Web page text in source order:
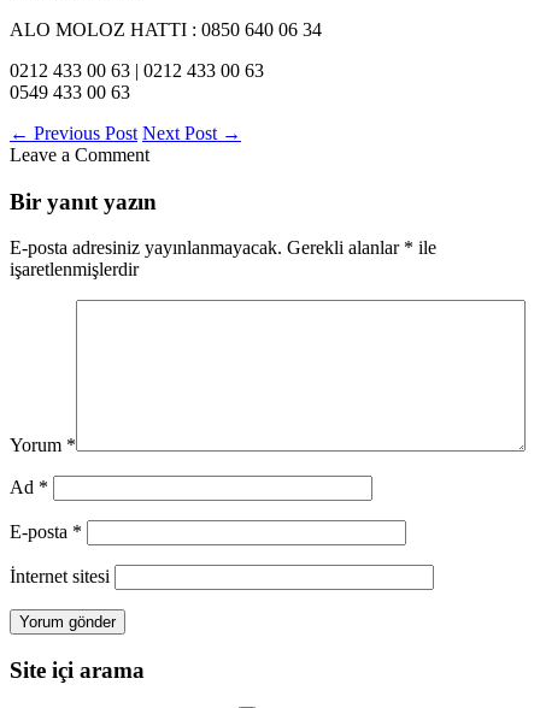
ALO MOLOZ HATTI : 0850 640 06 34
0212 433 00 63 | 0212 433 00 63
0549 433 00 63
← Previous Post Next Post →
Leave a Comment
Bir yanıt yazın
E-posta adresiniz yayınlanmayacak. Gerekli alanlar * ile
işaretlenmişlerdir
Yorum *
Ad *
E-posta *
İnternet sitesi
Site içi arama